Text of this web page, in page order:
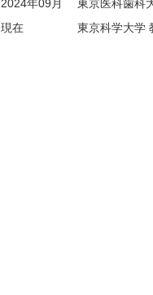
2024年09月
東京医科歯科
現在 東京科学大学